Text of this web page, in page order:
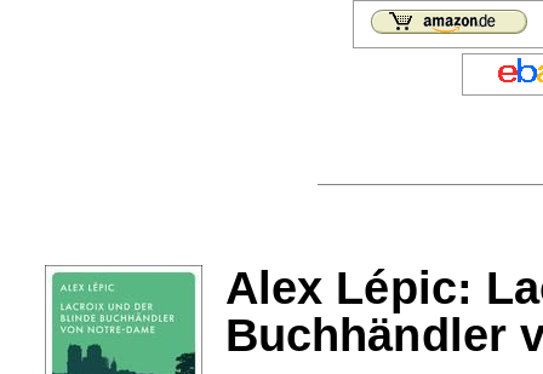
Alex Lépic:
Buchhändler